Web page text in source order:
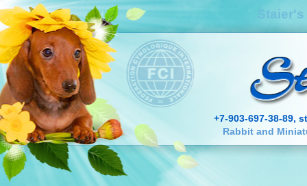
+7-903-697-38-89,
Rabbit and